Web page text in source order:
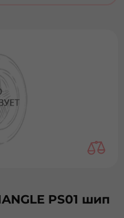
PS01 шип